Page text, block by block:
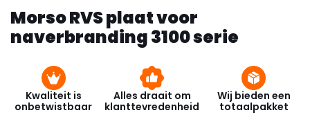
Morso RVS plaat voor
naverbranding 3100 serie
Kwaliteit is
onbetwistbaar
Alles draait om
klanttevredenheid
Wij bieden een
totaalpakket